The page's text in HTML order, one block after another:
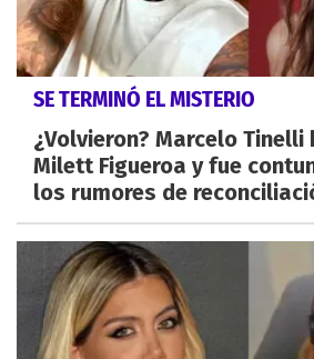
SE TERMINÓ EL MISTERIO
¿Volvieron? Marcelo
Milett Figueroa y fue
los rumores de